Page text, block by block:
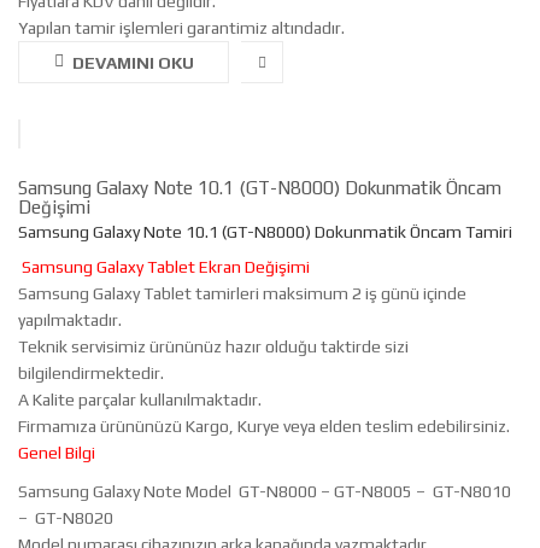
Yapılan tamir işlemleri garantimiz altındadır.
DEVAMINI OKU
Samsung Galaxy Note 10.1 (GT-N8000) Dokunmatik Öncam
Değişimi
Samsung Galaxy Note 10.1 (GT-N8000) Dokunmatik Öncam Tamiri
Samsung Galaxy Tablet Ekran Değişimi
Samsung Galaxy Tablet tamirleri maksimum 2 iş günü içinde
yapılmaktadır.
Teknik servisimiz ürününüz hazır olduğu taktirde sizi
bilgilendirmektedir.
A Kalite parçalar kullanılmaktadır.
Firmamıza ürününüzü Kargo, Kurye veya elden teslim edebilirsiniz.
Genel Bilgi
Samsung Galaxy Note Model GT-N8000 – GT-N8005 – GT-N8010
– GT-N8020